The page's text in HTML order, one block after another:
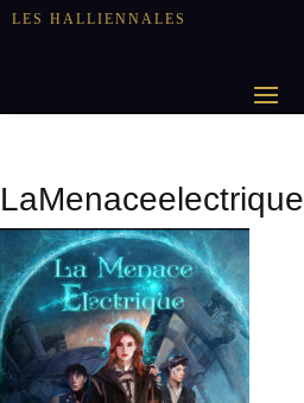
LES HALLIENNALES
LaMenaceelectrique